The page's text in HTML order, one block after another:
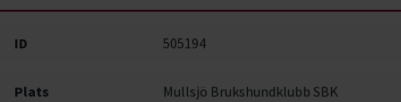
ID 505194
Plats Mullsjö Brukshundklubb SBK